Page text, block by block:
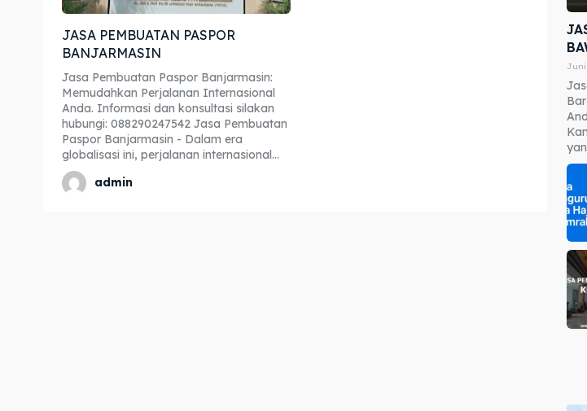
Explore our
Explore our
JASA PEMBUATAN PASPOR
BANJARMASIN
Jasa Pembuatan Paspor Banjarmasin:
Memudahkan Perjalanan Internasional
Anda. Informasi dan konsultasi silakan
hubungi: 088290247542 Jasa Pembuatan
Paspor Banjarmasin - Dalam era
globalisasi ini, perjalanan internasional...
admin
Juni